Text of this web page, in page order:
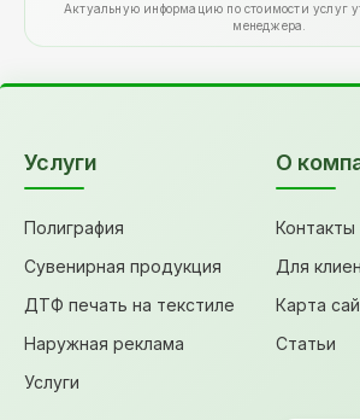
Актуальную информацию по стоимости услуг
менеджера.
Услуги
Полиграфия
Сувенирная продукция
ДТФ печать на текстиле
Наружная реклама
Услуги
О
Контакты
Для
Карта
Статьи